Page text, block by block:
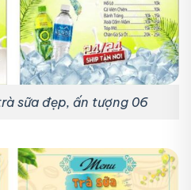
sữa đẹp, ấn tượng 06